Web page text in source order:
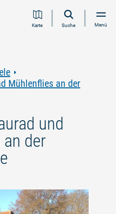
Inhalt
Navigation
Volltextsuche
FooterKarte Suche Menü
Mühlenflies an der
und
der